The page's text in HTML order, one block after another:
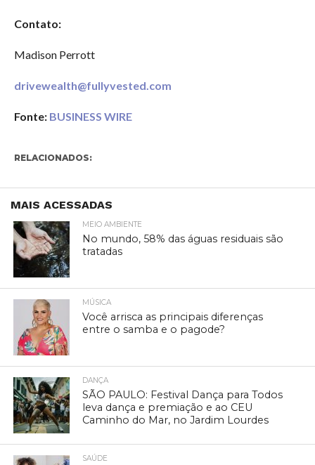
Contato:
Madison Perrott
drivewealth@fullyvested.com
Fonte: BUSINESS WIRE
RELACIONADOS:
MAIS ACESSADAS
MEIO AMBIENTE
No mundo, 58% das águas residuais são
tratadas
MÚSICA
Você arrisca as principais diferenças
entre o samba e o pagode?
DANÇA
SÃO PAULO: Festival Dança para Todos
leva dança e premiação e ao CEU
Caminho do Mar, no Jardim Lourdes
SAÚDE